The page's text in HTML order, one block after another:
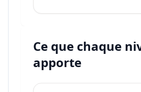
Ce que chaque
apporte